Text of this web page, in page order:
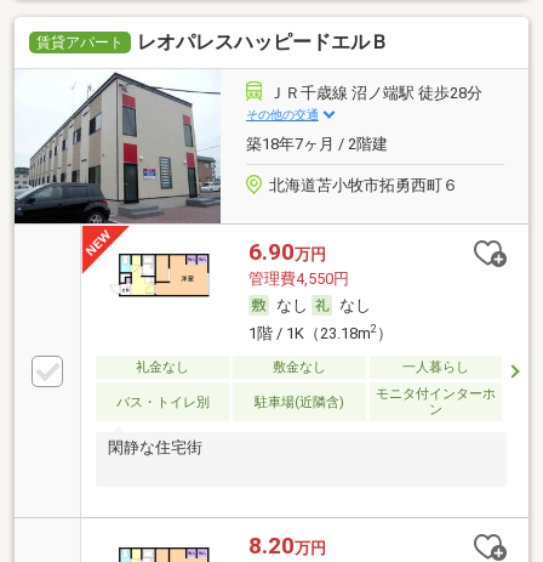
賃貸アパート レオパレスハッピードエルＢ
ＪＲ千歳線 沼ノ端駅 徒歩28分
その他の交通
築18年7ヶ月 / 2階建
北海道苫小牧市拓勇西町６
6.90万円
管理費4,550円
なし
なし
1階 / 1K（23.18m2）
礼金なし 敷金なし 一人暮らし
バス・トイレ別 駐車場(近隣含)
モニタ付インターホ
ン
閑静な住宅街
8.20万円